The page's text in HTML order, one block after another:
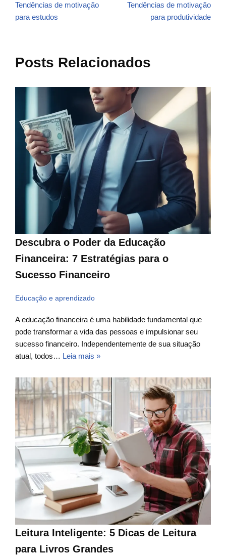
Tendências de motivação
para estudos
Tendências de motivação
para produtividade
Posts Relacionados
Descubra o Poder da Educação
Financeira: 7 Estratégias para o
Sucesso Financeiro
Educação e aprendizado
A educação financeira é uma habilidade fundamental que
pode transformar a vida das pessoas e impulsionar seu
sucesso financeiro. Independentemente de sua situação
atual, todos… Leia mais »
Leitura Inteligente: 5 Dicas de Leitura
para Livros Grandes